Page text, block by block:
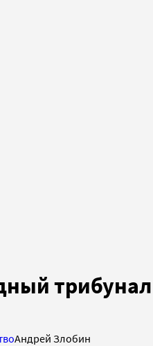
трибунал
Андрей Злобин